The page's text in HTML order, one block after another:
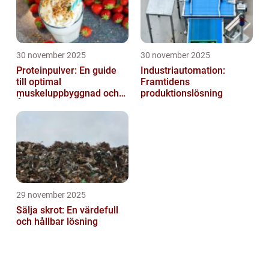
30 november 2025
Proteinpulver: En guide
till optimal
muskeluppbyggnad och
30 november 2025
Industriautomation:
Framtidens
produktionslösning
29 november 2025
Sälja skrot: En värdefull
och hållbar lösning